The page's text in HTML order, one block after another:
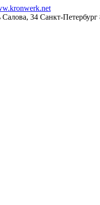
Салова, 34 Санкт-Петербург